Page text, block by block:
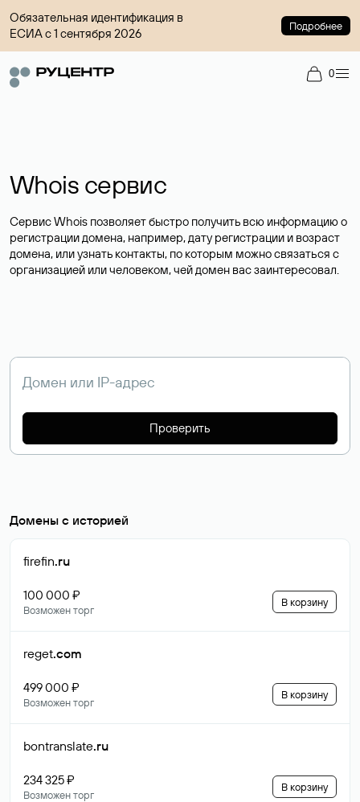
Обязательная идентификация в
ЕСИА с 1 сентября 2026
Подробнее
0
Whois сервис
Сервис Whois позволяет быстро получить всю информацию о
регистрации домена, например, дату регистрации и возраст
домена, или узнать контакты, по которым можно связаться с
организацией или человеком, чей домен вас заинтересовал.
Проверить
Домены с историей
firefin.ru
100 000 ₽
Возможен торг
В корзину
reget.com
499 000 ₽
Возможен торг
В корзину
bontranslate.ru
234 325 ₽
Возможен торг
В корзину